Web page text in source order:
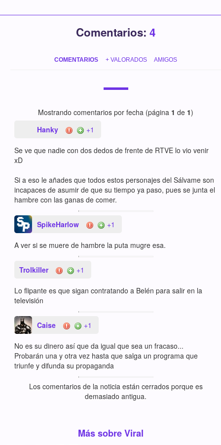
Comentarios: 4
COMENTARIOS + VALORADOS AMIGOS
Mostrando comentarios por fecha (página 1 de 1)
Hanky
+1
Se ve que nadie con dos dedos de frente de RTVE lo vio venir
xD
Si a eso le añades que todos estos personajes del Sálvame son
incapaces de asumir de que su tiempo ya paso, pues se junta el
hambre con las ganas de comer.
SpikeHarlow +1
A ver si se muere de hambre la puta mugre esa.
Trolkiller +1
Lo flipante es que sigan contratando a Belén para salir en la
televisión
Caise +1
No es su dinero así que da igual que sea un fracaso...
Probarán una y otra vez hasta que salga un programa que
triunfe y difunda su propaganda
Los comentarios de la noticia están cerrados porque es
demasiado antigua.
Más sobre Viral